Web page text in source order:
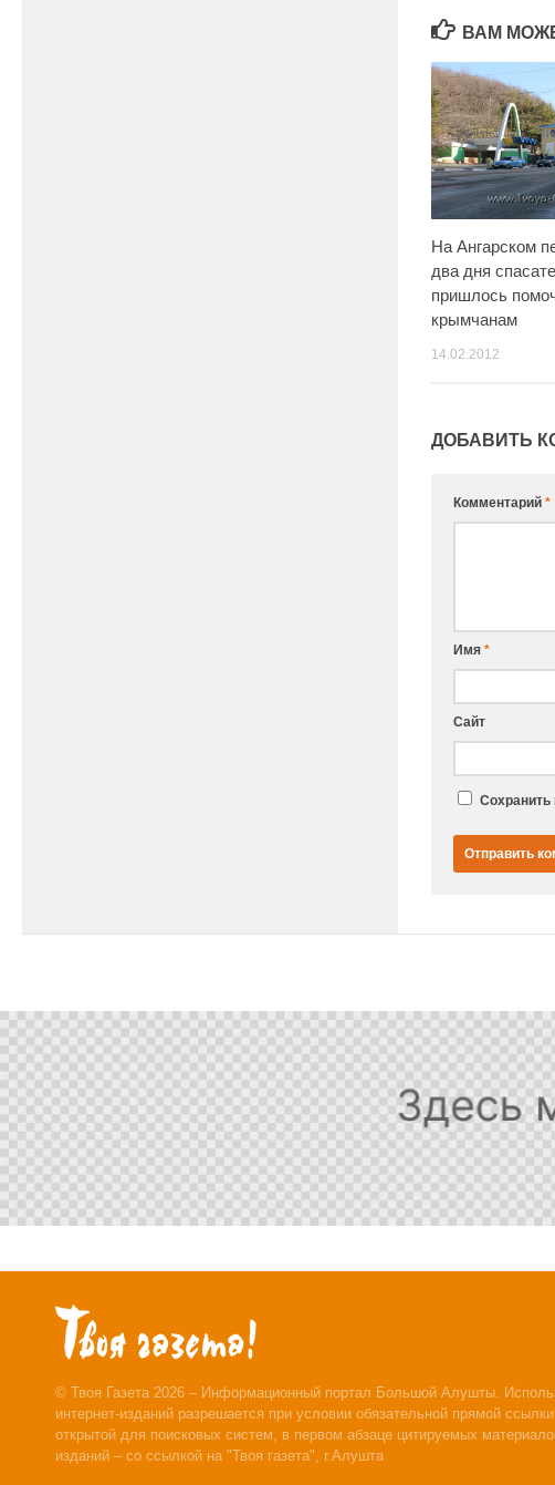
ВАМ
На Ангарском
два дня
пришлось
крымчанам
14.02.2012
ДОБАВИТЬ
Комментарий *
Имя *
Сайт
Сохранить
© Твоя Газета 2026 – Информационный портал Большой Алушты.
интернет-изданий разрешается при условии обязательной прямой
открытой для поисковых систем, в первом абзаце цитируемых
изданий – со ссылкой на "Твоя газета", г.Алушта